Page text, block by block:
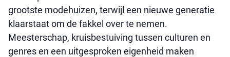
grootste modehuizen, terwijl een nieuwe generatie
klaarstaat om de fakkel over te nemen.
Meesterschap, kruisbestuiving tussen culturen en
genres en een uitgesproken eigenheid maken